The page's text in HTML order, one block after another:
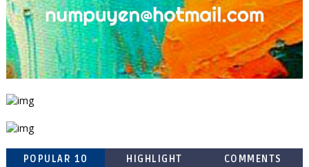
POPULAR 10 HIGHLIGHT COMMENTS